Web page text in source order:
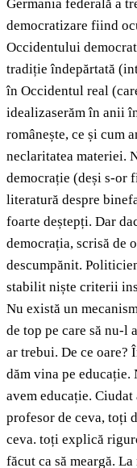
Germania federală a
democratizare fiind
Occidentului
tradiție îndepărtată
în Occidentul real
idealizaserăm în anii
românește, ce și cum
neclaritatea materiei.
democrație (deși s-or
literatură despre
foarte deștepți. Dar
democrația, scrisă de
descumpănit.
stabilit niște criterii
Nu există un
de top pe care să nu-l
ar trebui. De ce oare?
dăm vina pe educație.
avem educație. Ciudat
profesor de ceva, toți
ceva. toți explică
făcut ca să meargă.